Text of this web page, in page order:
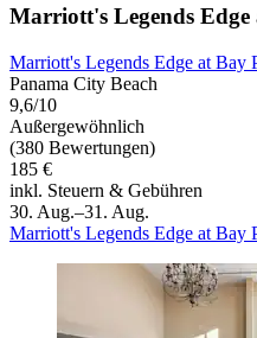
Marriott's Legends
Marriott's Legends Edge at Bay
Panama City Beach
9,6/10
Außergewöhnlich
(380 Bewertungen)
185 €
inkl. Steuern & Gebühren
30. Aug.–31. Aug.
Marriott's Legends Edge at Bay